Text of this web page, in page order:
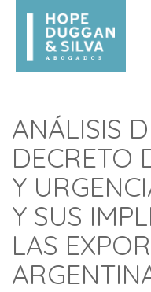
ANÁLISIS
DECRETO
Y
Y SUS
LAS